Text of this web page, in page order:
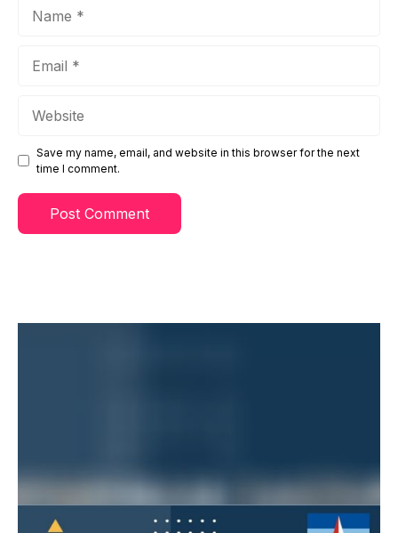
Save my name, email, and website in this browser for the next
time I comment.